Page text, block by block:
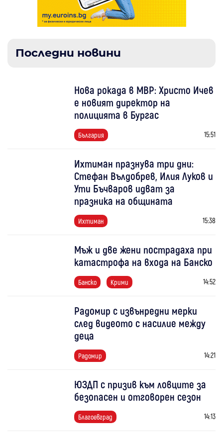
Последни новини
Нова рокада в МВР: Христо Ичев
е новият директор на
полицията в Бургас
България 15:51
Ихтиман празнува три дни:
Стефан Вълдобрев, Илия Луков и
Ути Бъчваров идват за
празника на общината
Ихтиман 15:38
Мъж и две жени пострадаха при
катастрофа на входа на Банско
Банско Крими 14:52
Радомир с извънредни мерки
след видеото с насилие между
деца
Радомир 14:21
ЮЗДП с призив към ловците за
безопасен и отговорен сезон
Благоевград 14:13